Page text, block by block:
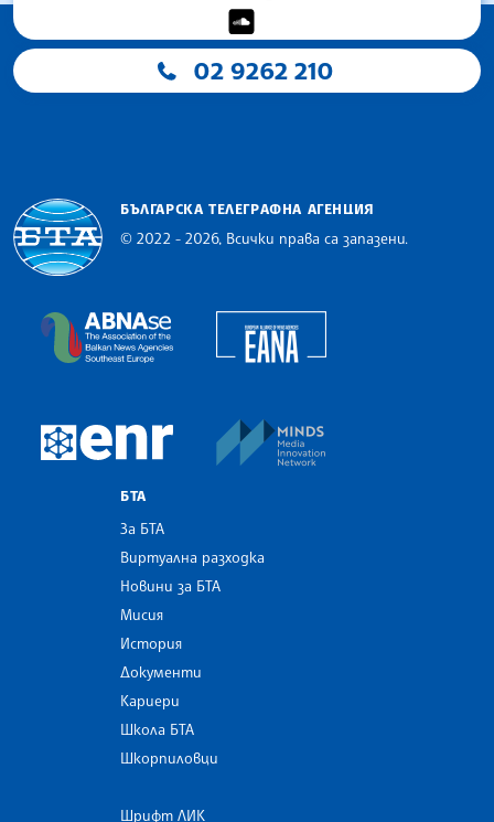
02 9262 210
БЪЛГАРСКА ТЕЛЕГРАФНА АГЕНЦИЯ
© 2022 - 2026, Всички права са запазени.
The Assocoation of the Balkan News Agencies
European Newsroom
БТА
За БТА
Виртуална разходка
Новини за БТА
Мисия
История
Документи
Кариери
Школа БТА
Шкорпиловци
Шрифт ЛИК